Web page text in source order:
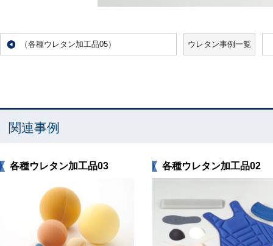
（各種ウレタン加工品05） ウレタン事例一覧
関連事例
各種ウレタン加工品03 各種ウレタン加工品02